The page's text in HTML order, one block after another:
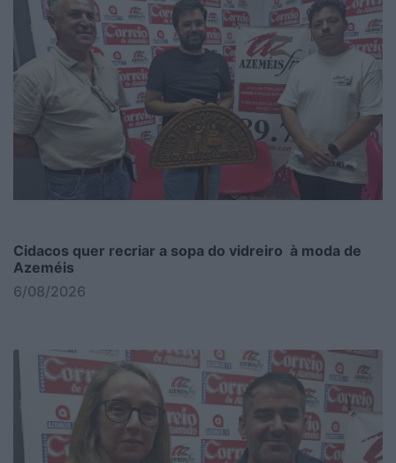
Cidacos quer recriar a sopa do vidreiro à moda de
Azeméis
6/08/2026